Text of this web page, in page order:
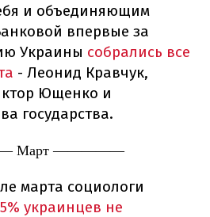
и объединяющим
впервые за
Украины собрались все
- Леонид Кравчук,
Ющенко и
государства.
Март —————
марта социологи
украинцев не